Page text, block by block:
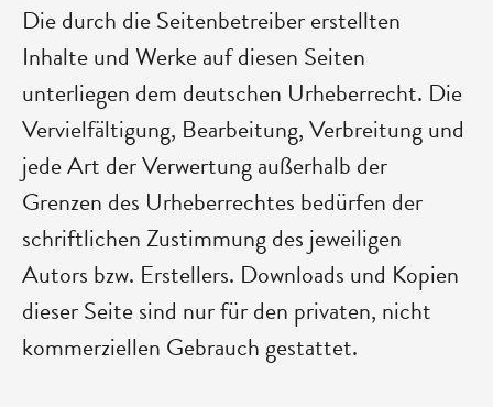
Die durch die Seitenbetreiber erstellten
Inhalte und Werke auf diesen Seiten
unterliegen dem deutschen Urheberrecht. Die
Vervielfältigung, Bearbeitung, Verbreitung und
jede Art der Verwertung außerhalb der
Grenzen des Urheberrechtes bedürfen der
schriftlichen Zustimmung des jeweiligen
Autors bzw. Erstellers. Downloads und Kopien
dieser Seite sind nur für den privaten, nicht
kommerziellen Gebrauch gestattet.